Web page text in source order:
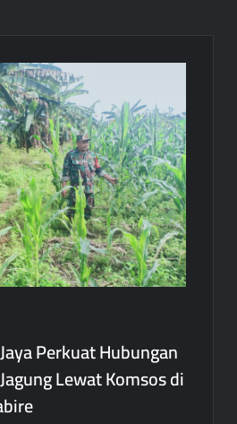
Perkuat Hubungan
Lewat Komsos di